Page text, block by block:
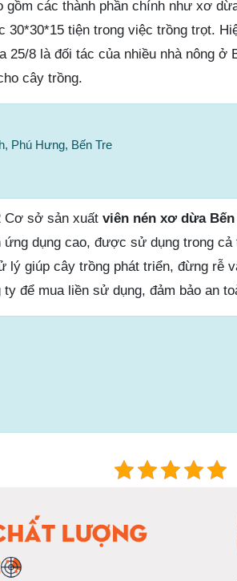
các thành phần chính như xơ
tiện trong việc trồng trọt.
25/8 là đối tác của nhiều nhà nông ở
cây trồng.
Phú Hưng, Bến Tre
Cơ sở sản xuất viên nén xơ dừa Bến
dụng cao, được sử dụng trong cả
lý giúp cây trồng phát triển, đừng rễ
để mua liền sử dụng, đảm bảo an